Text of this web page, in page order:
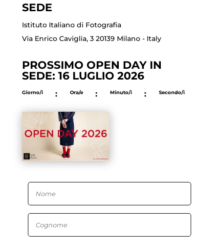
SEDE
Istituto Italiano di Fotografia
Via Enrico Caviglia, 3 20139 Milano - Italy
PROSSIMO OPEN DAY IN
SEDE: 16 LUGLIO 2026
Giorno/i : Ora/e : Minuto/i : Secondo/i